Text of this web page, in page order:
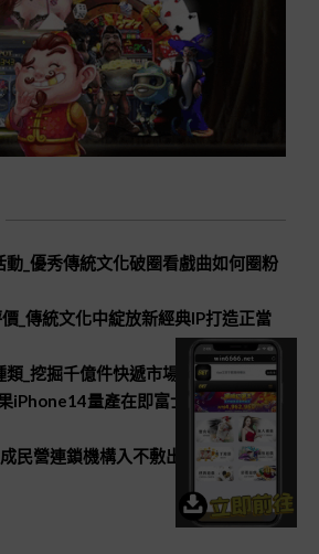
_優秀傳統文化破圈看戲曲如何圈粉
_傳統文化中綻放新經典IP打造正當
_挖掘千億件快遞市場新空間
iPhone14量產在即富士康招工進入高
民營連鎖機構入不敷出口腔醫療規模